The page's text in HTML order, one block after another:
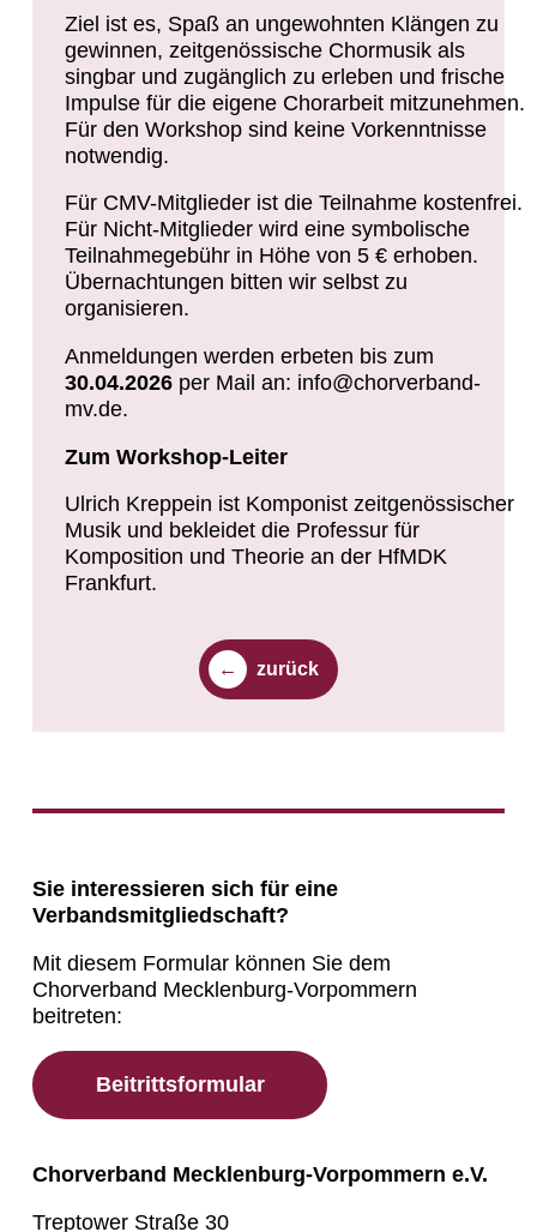
Ziel ist es, Spaß an ungewohnten Klängen zu
gewinnen, zeitgenössische Chormusik als
singbar und zugänglich zu erleben und frische
Impulse für die eigene Chorarbeit mitzunehmen.
Für den Workshop sind keine Vorkenntnisse
notwendig.
Für CMV-Mitglieder ist die Teilnahme kostenfrei.
Für Nicht-Mitglieder wird eine symbolische
Teilnahmegebühr in Höhe von 5 € erhoben.
Übernachtungen bitten wir selbst zu
organisieren.
Anmeldungen werden erbeten bis zum
30.04.2026per Mail an: info@chorverband-
mv.de.
Zum Workshop-Leiter
Ulrich Kreppein ist Komponist zeitgenössischer
Musik und bekleidet die Professur für
Komposition und Theorie an der HfMDK
Frankfurt.
zurück
Sie interessieren sich für eine
Verbandsmitgliedschaft?
Mit diesem Formular können Sie dem
Chorverband Mecklenburg-Vorpommern
beitreten:
Beitrittsformular
Chorverband Mecklenburg-Vorpommern e.V.
Treptower Straße 30